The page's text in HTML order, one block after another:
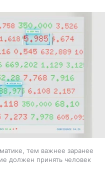
тем важнее заранее
должен принять человек